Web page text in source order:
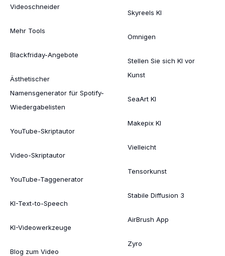
Videoschneider
Mehr Tools
Blackfriday-Angebote
Ästhetischer
Namensgenerator für Spotify-
Wiedergabelisten
YouTube-Skriptautor
Video-Skriptautor
YouTube-Taggenerator
KI-Text-to-Speech
KI-Videowerkzeuge
Blog zum Video
Skyreels KI
Omnigen
Stellen Sie sich KI vor
Kunst
SeaArt KI
Makepix KI
Vielleicht
Tensorkunst
Stabile Diffusion 3
AirBrush App
Zyro